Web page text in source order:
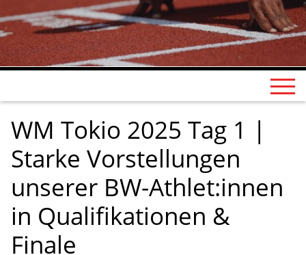
WM Tokio 2025 Tag 1 |
Starke Vorstellungen
unserer BW-Athlet:innen
in Qualifikationen &
Finale